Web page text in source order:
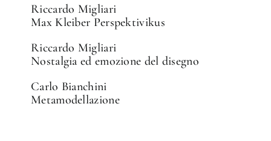
Riccardo Migliari
Max Kleiber Perspektivikus
Riccardo Migliari
Nostalgia ed emozione del disegno
Carlo Bianchini
Metamodellazione